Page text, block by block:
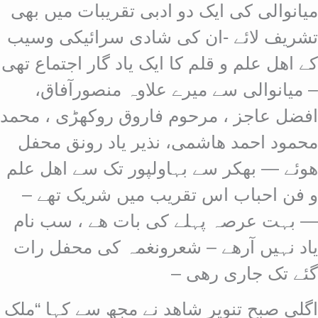
میانوالی کی ایک دو ادبی تقریبات میں بھی
تشریف لائے -ان کی شادی سرائیکی وسیب
کے اھل علم و قلم کا ایک یاد گار اجتماع تھی
– میانوالی سے میرے علاوہ منصورآفاق،
افضل عاجز ، مرحوم فاروق روکھڑی ، محمد
محمود احمد ھاشمی، نذیر یاد رونق محفل
ھوئے — بھکر سے بہاولپور تک سے اھل علم
و فن احباب اس تقریب میں شریک تھے –
— بہت عرصہ پہلے کی بات ھے ، سب نام
یاد نہیں آرھے – شعرونغمہ کی محفل رات
گئے تک جاری رھی –
اگلی صبح تنویر شاھد نے مجھ سے کہا “ملک